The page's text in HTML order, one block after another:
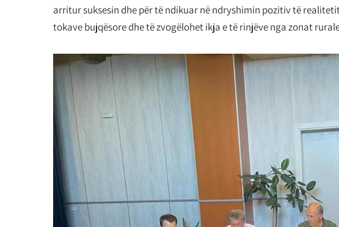
arritur suksesin dhe për të ndikuar në ndryshimin pozitiv të
tokave bujqësore dhe të zvogëlohet ikja e të rinjëve nga zonat